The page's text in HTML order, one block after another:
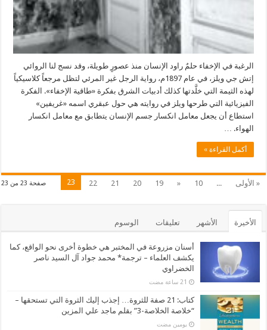
الرغبة في الإخفاء حلمٌ راود الإنسان منذ عصورٍ طويلة، وقد نسج لنا الروائي
إتش جي ويلز، في عام 1897م، رواية الرجل غير المرئي لتظل مرجعاً كلاسيكياً
لهذه الثيمة التي خلَّدتها كذلك أدبيات الشرق بفكرة «طاقية الإخفاء». الفكرة
الفيزيائية التي طرحها ويلز في روايته هي حول عبقري اسمه «غريفين»
استطاع أن يجعل معامل انكسار جسم الإنسان يتطابق مع معامل انكسار
الهواء. …
أكمل القراءة »
صفحة 23 من 23 « الأولى ...
10
«
19
20
21
22
23
الأخيرة الأشهر تعليقات الوسوم
أسنان مزروعة في المختبر هي خطوة أخرى نحو الواقع، كما
يكشف العلماء – ترجمة* محمد جواد آل السيد ناصر
الخضراوي
كتاب: 21 صفة للثروة… إجذب إليك الثروة التي تستحقها –
“خلاصة الخلاصة-3” بقلم ماجد علي المزين
‏يومين مضت